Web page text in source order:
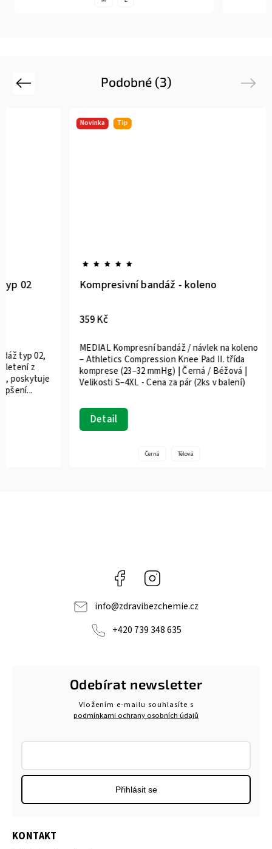
Podobné (3)
Previous
02
typ 02,
z
poskytuje
Novinka Tip
Kompresivní bandáž - koleno
359 Kč
Detail
MEDIAL Kompresní bandáž / návlek na koleno
– Athletics Compression Knee Pad II. třída
komprese (23–32 mmHg) | Černá / Béžová |
Velikosti S–4XL - Cena za pár (2ks v balení)
Černá Tělová
Next
Facebook
info@zdravibezchemie.cz
+420 739 348 635
KONTAKT
Odebírat newsletter
Vložením e-mailu souhlasíte s
podmínkami ochrany osobních údajů
Přihlásit se